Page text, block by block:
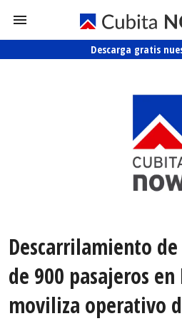
Descarga gratis
Descarrilamiento
de 900 pasajeros en
moviliza operativo